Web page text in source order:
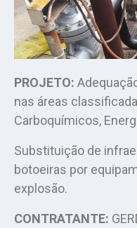
PROJETO:
nas áreas
Carboquímicos,
Substituição de
botoeiras por
explosão.
CONTRATANTE: